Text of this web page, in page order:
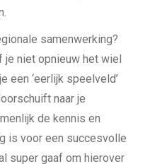
samenwerking?
je niet opnieuw het wiel
een ‘eerlijk speelveld’
naar je
de kennis en
is voor een succesvolle
super gaaf om hierover